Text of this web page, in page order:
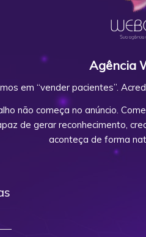
Agência
em “vender pacientes”.
não começa no anúncio.
de gerar reconhecimento,
aconteça de forma